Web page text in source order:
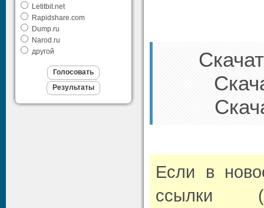
Letitbit.net
Rapidshare.com
Dump.ru
Narod.ru
другой
Если в
ссылки